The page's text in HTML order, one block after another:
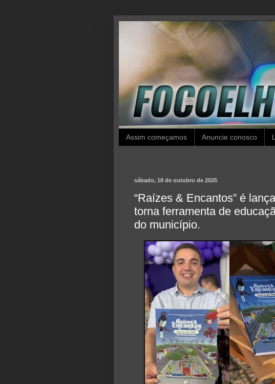
Assim começamos Anuncie conosco
sábado, 18 de outubro de 2025
“Raízes & Encantos” é
torna ferramenta de
do município.